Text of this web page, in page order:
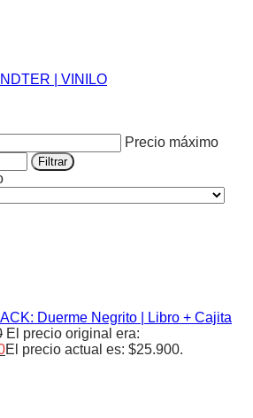
| VINILO
Precio máximo
Filtrar
Duerme Negrito | Libro + Cajita
El precio original era:
El precio actual es: $25.900.